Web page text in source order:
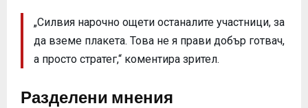
„Силвия нарочно ощети останалите участници, за
да вземе плакета. Това не я прави добър готвач,
а просто стратег,“ коментира зрител.
Разделени мнения